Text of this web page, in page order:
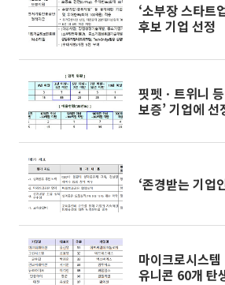
‘소부장 스타트
후보 기업 선정
핏펫ㆍ트위니
보증’ 기업에 선
‘존경받는 기업
마이크로시스템
유니콘 60개 탄